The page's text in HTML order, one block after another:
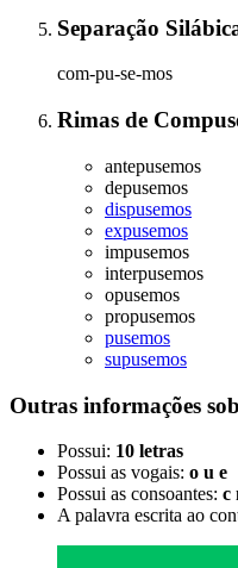
Separação
com-pu-se-mos
Rimas de
antepusemos
depusemos
dispusemos
expusemos
impusemos
interpusemos
opusemos
propusemos
pusemos
supusemos
Outras informações
Possui: 10 letras
Possui as vogais: o u e
Possui as consoantes: c
A palavra escrita ao